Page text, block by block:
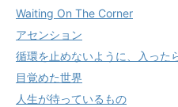
Waiting On The Corner
アセンション
循環を止めないように、入った
目覚めた世界
人生が待っているもの